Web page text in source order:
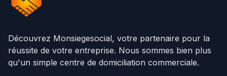
Découvrez Monsiegesocial, votre partenaire pour la
réussite de votre entreprise. Nous sommes bien plus
qu'un simple centre de domiciliation commerciale.